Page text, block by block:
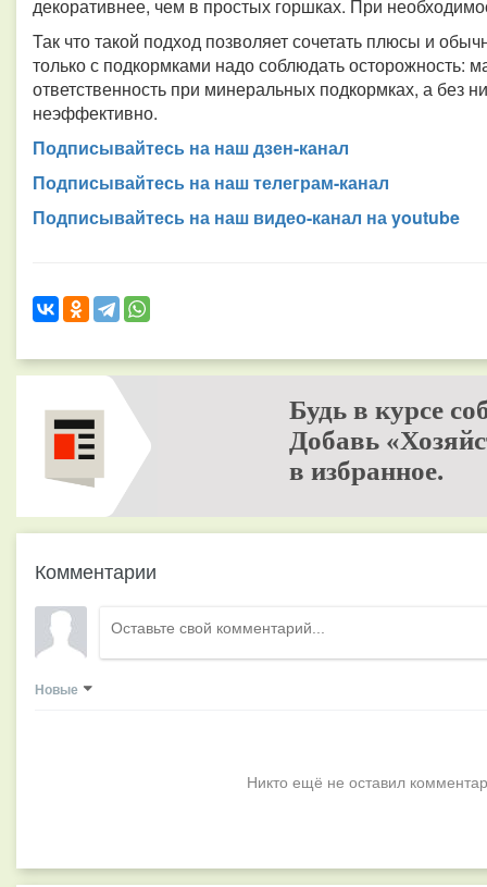
декоративнее, чем в простых горшках. При
Так что такой подход позволяет сочетать плюсы и
только с подкормками надо соблюдать осторожность:
ответственность при минеральных подкормках, а без
неэффективно.
Подписывайтесь на наш дзен-канал
Подписывайтесь на наш телеграм-канал
Подписывайтесь на наш видео-канал на youtube
Будь в курсе
Добавь
в избранное.
Комментарии
Новые
Никто ещё не оставил